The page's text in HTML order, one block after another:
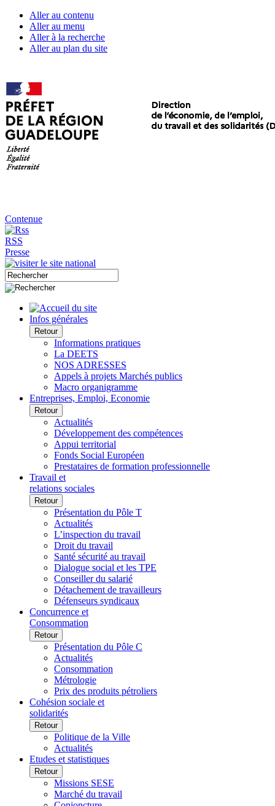
Aller au contenu
Aller au menu
Aller à la recherche
Aller au plan du site
Contenue
RSS
Presse
Infos générales
Retour
Informations pratiques
La DEETS
NOS ADRESSES
Appels à projets Marchés publics
Macro organigramme
Entreprises, Emploi, Economie
Retour
Actualités
Développement des compétences
Appui territorial
Fonds Social Européen
Prestataires de formation professionnelle
Travail et
relations sociales
Retour
Présentation du Pôle T
Actualités
L’inspection du travail
Droit du travail
Santé sécurité au travail
Dialogue social et les TPE
Conseiller du salarié
Détachement de travailleurs
Défenseurs syndicaux
Concurrence et
Consommation
Retour
Présentation du Pôle C
Actualités
Consommation
Métrologie
Prix des produits pétroliers
Cohésion sociale et
solidarités
Retour
Politique de la Ville
Actualités
Etudes et statistiques
Retour
Missions SESE
Marché du travail